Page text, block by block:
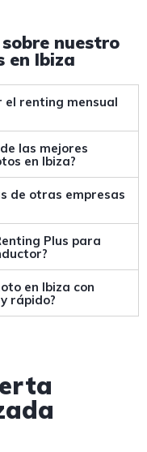
nuestro
en Ibiza
el renting mensual
las mejores
en Ibiza?
de otras empresas
Plus para
en Ibiza con
rápido?